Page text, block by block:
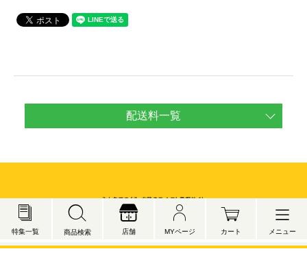
特集一覧 商品検索 店舗 MYページ カート メニュー
配送料一覧